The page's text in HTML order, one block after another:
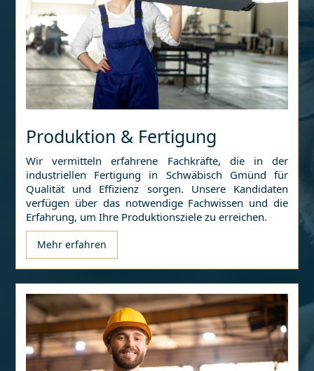
Produktion & Fertigung
Wir vermitteln erfahrene Fachkräfte, die in der
industriellen Fertigung in Schwäbisch Gmünd für
Qualität und Effizienz sorgen. Unsere Kandidaten
verfügen über das notwendige Fachwissen und die
Erfahrung, um Ihre Produktionsziele zu erreichen.
Mehr erfahren